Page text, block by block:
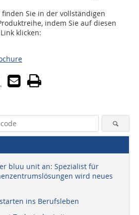
Sie in der vollständigen
indem Sie auf diesen
klicken:
bluu unit an: Spezialist für
wird neues
ins Berufsleben